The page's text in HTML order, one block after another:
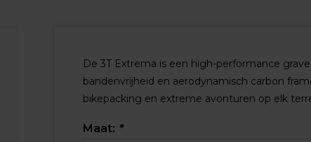
De 3T Extrema is een high-performance
bandenvrijheid en aerodynamisch carbon
bikepacking en extreme avonturen op elk
Maat: *